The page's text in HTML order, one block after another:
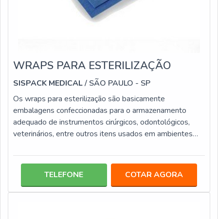
WRAPS PARA ESTERILIZAÇÃO
SISPACK MEDICAL/ SÃO PAULO - SP
Os wraps para esterilização são basicamente
embalagens confeccionadas para o armazenamento
adequado de instrumentos cirúrgicos, odontológicos,
veterinários, entre outros itens usados em ambientes
é elaborada com materiais de elevada resistência, como
de danos, como rupturas, furos, rasgos, entre outros.
Além da qualidade em resistência, esta categoria de
TELEFONE COTAR AGORA